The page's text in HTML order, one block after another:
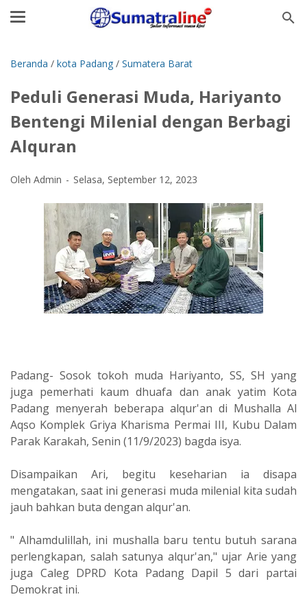
Beranda / kota Padang / Sumatera Barat
Peduli Generasi Muda, Hariyanto
Bentengi Milenial dengan Berbagi
Alquran
Oleh Admin Selasa, September 12, 2023
Padang- Sosok tokoh muda Hariyanto, SS, SH yang
juga pemerhati kaum dhuafa dan anak yatim Kota
Padang menyerah beberapa alqur'an di Mushalla Al
Aqso Komplek Griya Kharisma Permai III, Kubu Dalam
Parak Karakah, Senin (11/9/2023) bagda isya.
Disampaikan Ari, begitu keseharian ia disapa
mengatakan, saat ini generasi muda milenial kita sudah
jauh bahkan buta dengan alqur'an.
" Alhamdulillah, ini mushalla baru tentu butuh sarana
perlengkapan, salah satunya alqur'an," ujar Arie yang
juga Caleg DPRD Kota Padang Dapil 5 dari partai
Demokrat ini.